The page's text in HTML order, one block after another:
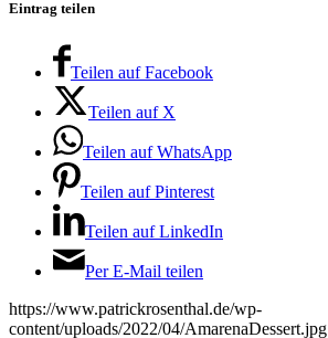
Eintrag teilen
Teilen auf Facebook
Teilen auf X
Teilen auf WhatsApp
Teilen auf Pinterest
Teilen auf LinkedIn
Per E-Mail teilen
https://www.patrickrosenthal.de/wp-
content/uploads/2022/04/AmarenaDessert.jpg